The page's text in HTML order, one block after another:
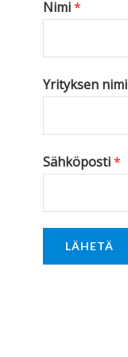
Nimi*
Yrityksen nimi
Sähköposti*
LÄHETÄ